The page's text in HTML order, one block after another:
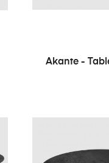
Akante -